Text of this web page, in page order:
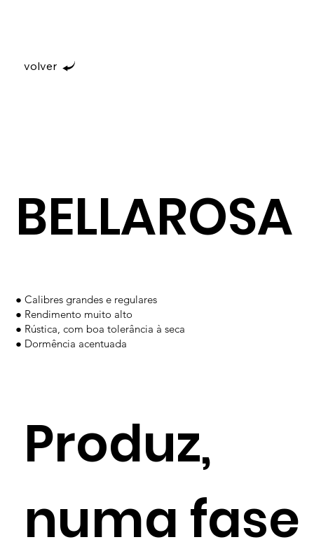
volver
BELLAROSA
● Calibres grandes e regulares
● Rendimento muito alto
● Rústica, com boa tolerância à seca
● Dormência acentuada
Produz,
numa fase